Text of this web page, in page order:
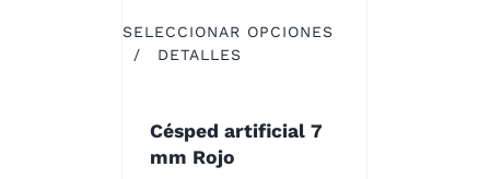
SELECCIONAR OPCIONES
ESTE
MÚLTIPLES
VARIANTES.
LAS
/ DETALLES
Césped artificial 7
mm Rojo